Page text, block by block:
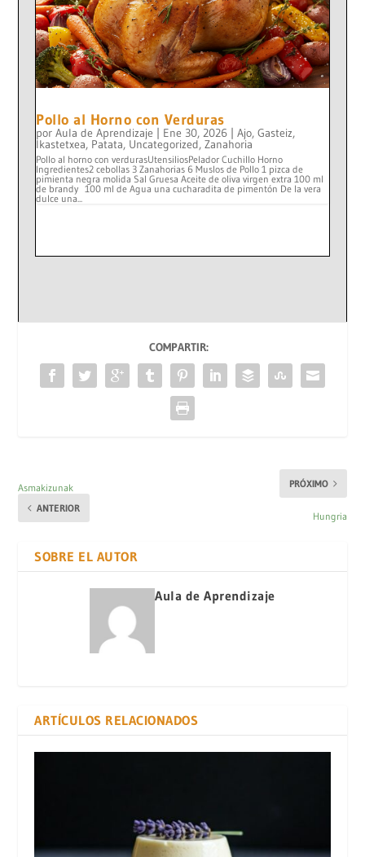
Pollo al Horno con Verduras
porAula de Aprendizaje | Ene 30, 2026 |Ajo,Gasteiz,
Ikastetxea, Patata, Uncategorized,Zanahoria
Pollo al horno con verdurasUtensiliosPelador Cuchillo Horno
Ingredientes2 cebollas 3 Zanahorias 6 Muslos de Pollo 1 pizca de
pimienta negra molida Sal Gruesa Aceite de oliva virgen extra 100 ml
de brandy 100 ml de Agua una cucharadita de pimentón De la vera
dulce una...
COMPARTIR:
Asmakizunak
ANTERIOR
PRÓXIMO
Hungria
SOBRE EL AUTOR
Aula de Aprendizaje
ARTÍCULOS RELACIONADOS